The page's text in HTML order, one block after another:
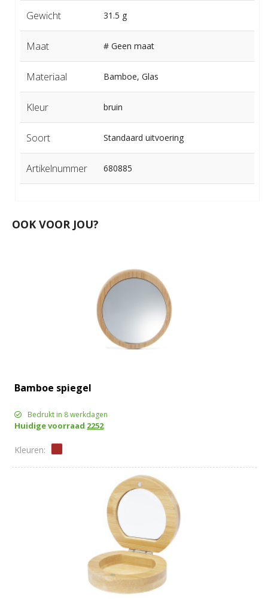
Gewicht 31.5 g
Maat # Geen maat
Materiaal Bamboe, Glas
Kleur bruin
Soort Standaard uitvoering
Artikelnummer 680885
OOK VOOR JOU?
Bamboe spiegel
Bedrukt in 8 werkdagen
Huidige voorraad 2252